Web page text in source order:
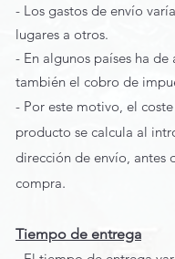
- Los gastos de envío
lugares a otros.
- En algunos países ha de
también el cobro de
- Por este motivo, el
producto se calcula al
dirección de envío, antes
compra.
Tiempo de entrega